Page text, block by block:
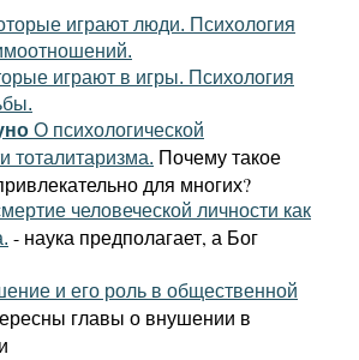
играют люди. Психология
играют в игры. Психология
О психологической
тоталитаризма. Почему такое
для многих?
человеческой личности как
- наука предполагает, а Бог
и его роль в общественной
главы о внушении в